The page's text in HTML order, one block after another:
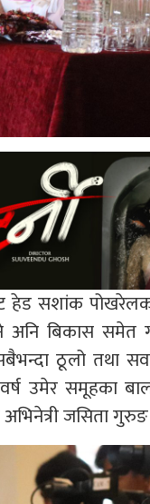
हेड सशांक
बिकास समेत
ठूलो तथा
उमेर समूहका
जसिता गुरुङ र